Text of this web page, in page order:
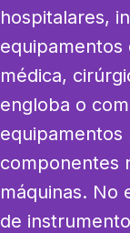
hospitalares,
médica,
engloba o
equipamentos
componentes
máquinas. No
de